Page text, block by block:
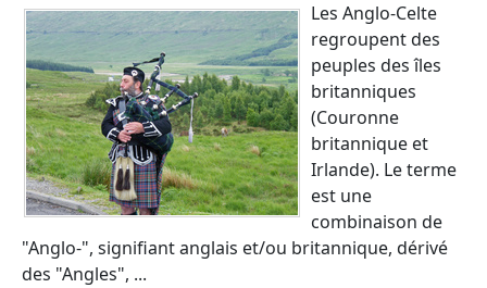
Les Anglo-Celte
regroupent des
peuples des îles
britanniques
(Couronne
britannique et
Irlande). Le terme
est une
combinaison de
"Anglo-", signifiant anglais et/ou britannique, dérivé
des "Angles", ...